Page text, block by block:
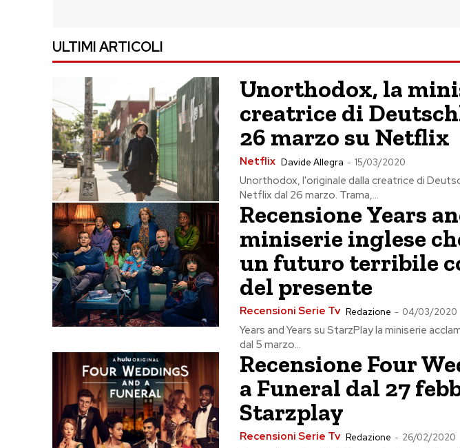
ULTIMI ARTICOLI
Unorthodox, la
creatrice di
26 marzo su Netflix
Netflix Davide Allegra - 15/03/2020
Unorthodox, l'originale dalla creatrice di
Netflix dal 26 marzo. Trama,...
Recensione Years
miniserie inglese
un futuro terribile
del presente
Recensioni Serie Tv Redazione - 04/03/2020
Years and Years su StarzPlay la miniserie
dal 5 marzo...
Recensione Four
a Funeral dal 27
Starzplay
Recensioni Serie Tv Redazione - 26/02/2020